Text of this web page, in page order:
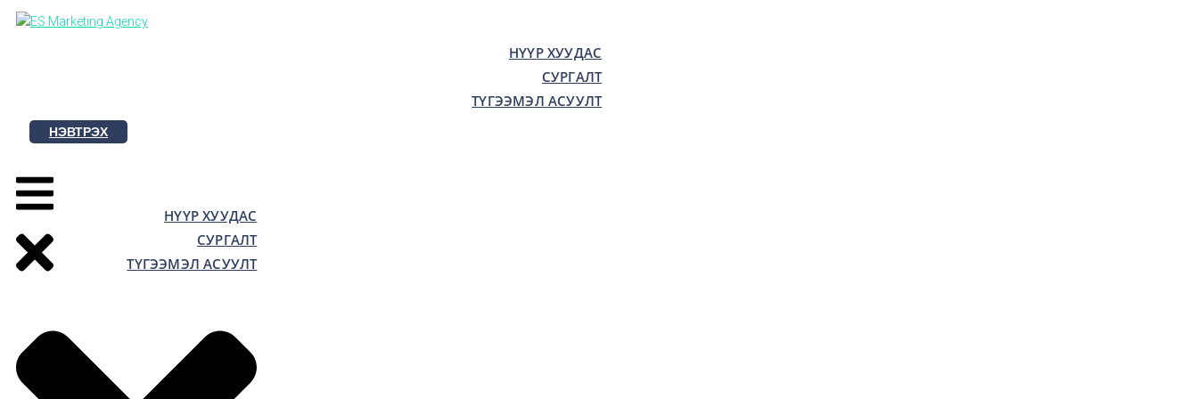
Skip
НҮҮР ХУУДАС
СУРГАЛТ
ТҮГЭЭМЭЛ АСУУЛТ
НЭВТРЭХ
НҮҮР ХУУДАС
СУРГАЛТ
ТҮГЭЭМЭЛ АСУУЛТ